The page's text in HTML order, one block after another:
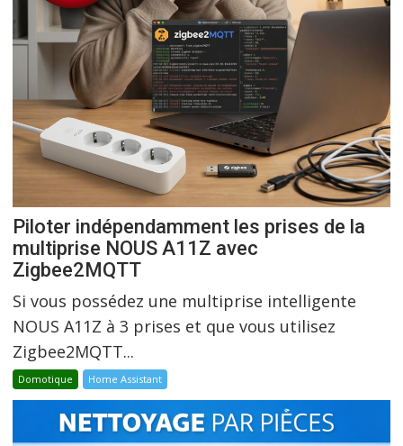
Piloter indépendamment les prises de la
multiprise NOUS A11Z avec
Zigbee2MQTT
Si vous possédez une multiprise intelligente
NOUS A11Z à 3 prises et que vous utilisez
Zigbee2MQTT...
Domotique Home Assistant